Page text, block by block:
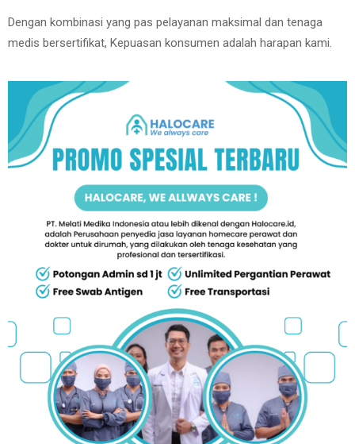
Dengan kombinasi yang pas pelayanan maksimal dan tenaga
medis bersertifikat, Kepuasan konsumen adalah harapan kami.